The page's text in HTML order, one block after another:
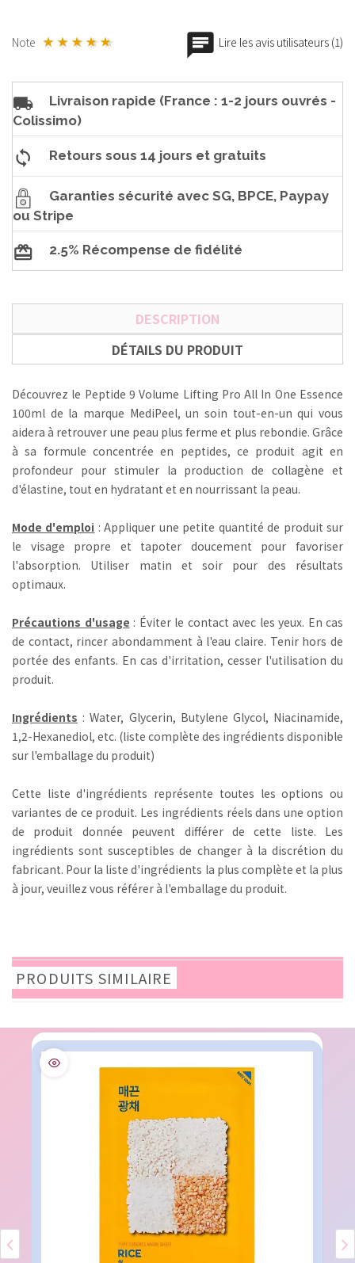
Note Lire les avis utilisateurs (1)
Livraison rapide (France : 1-2 jours ouvrés -
Colissimo)
Retours sous 14 jours et gratuits
Garanties sécurité avec SG, BPCE, Paypay
ou Stripe
2.5% Récompense de fidélité
DESCRIPTION
DÉTAILS DU PRODUIT
Découvrez le Peptide 9 Volume Lifting Pro All In One Essence
100ml de la marque MediPeel, un soin tout-en-un qui vous
aidera à retrouver une peau plus ferme et plus rebondie. Grâce
à sa formule concentrée en peptides, ce produit agit en
profondeur pour stimuler la production de collagène et
d'élastine, tout en hydratant et en nourrissant la peau.
Mode d'emploi : Appliquer une petite quantité de produit sur
le visage propre et tapoter doucement pour favoriser
l'absorption. Utiliser matin et soir pour des résultats
optimaux.
Précautions d'usage : Éviter le contact avec les yeux. En cas
de contact, rincer abondamment à l'eau claire. Tenir hors de
portée des enfants. En cas d'irritation, cesser l'utilisation du
produit.
Ingrédients : Water, Glycerin, Butylene Glycol, Niacinamide,
1,2-Hexanediol, etc. (liste complète des ingrédients disponible
sur l'emballage du produit)
Cette liste d'ingrédients représente toutes les options ou
variantes de ce produit. Les ingrédients réels dans une option
de produit donnée peuvent différer de cette liste. Les
ingrédients sont susceptibles de changer à la discrétion du
fabricant. Pour la liste d'ingrédients la plus complète et la plus
à jour, veuillez vous référer à l'emballage du produit.
PRODUITS SIMILAIRE